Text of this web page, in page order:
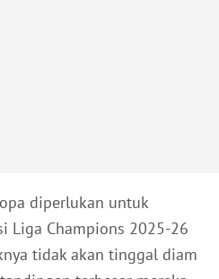
diperlukan untuk
Liga Champions 2025-26
tidak akan tinggal diam